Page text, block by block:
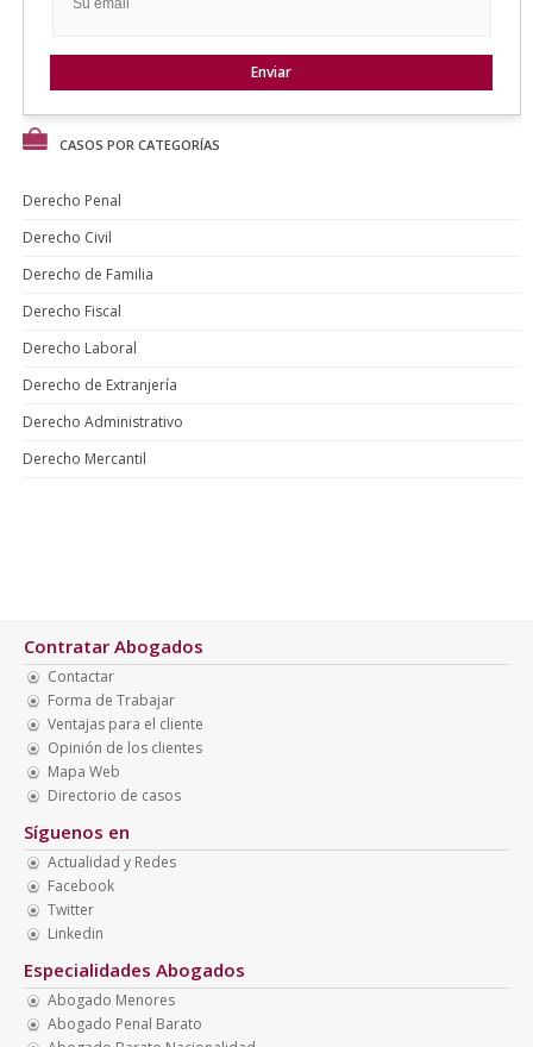
CASOS POR CATEGORÍAS
Derecho Penal
Derecho Civil
Derecho de Familia
Derecho Fiscal
Derecho Laboral
Derecho de Extranjería
Derecho Administrativo
Derecho Mercantil
Contratar Abogados
Contactar
Forma de Trabajar
Ventajas para el cliente
Opinión de los clientes
Mapa Web
Directorio de casos
Síguenos en
Actualidad y Redes
Facebook
Twitter
Linkedin
Especialidades Abogados
Abogado Menores
Abogado Penal Barato